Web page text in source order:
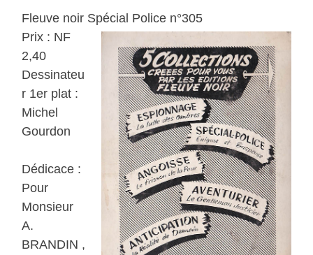
Fleuve noir Spécial Police n°305
Prix : NF
2,40
Dessinateu
r 1er plat :
Michel
Gourdon
Dédicace :
Pour
Monsieur
A.
BRANDIN ,